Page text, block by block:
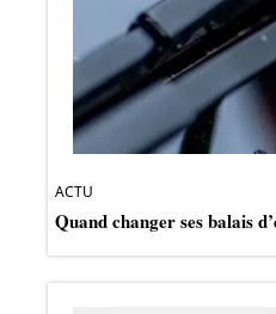
ACTU
Quand changer ses balais